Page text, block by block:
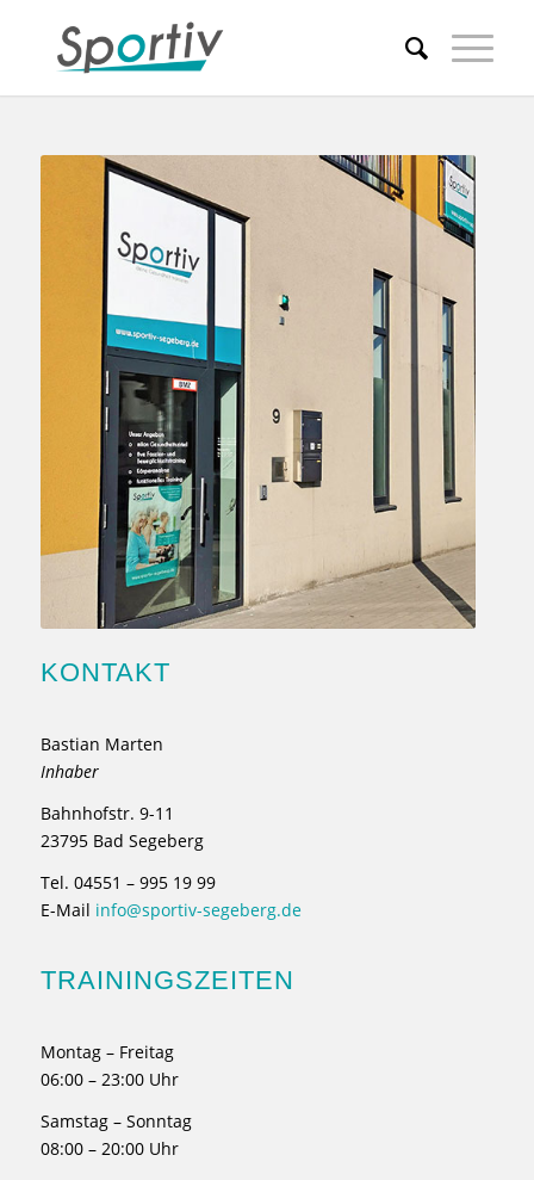
KONTAKT
Bastian Marten
Inhaber
Bahnhofstr. 9-11
23795 Bad Segeberg
Tel. 04551 – 995 19 99
E-Mail info@sportiv-segeberg.de
TRAININGSZEITEN
Montag – Freitag
06:00 – 23:00 Uhr
Samstag – Sonntag
08:00 – 20:00 Uhr